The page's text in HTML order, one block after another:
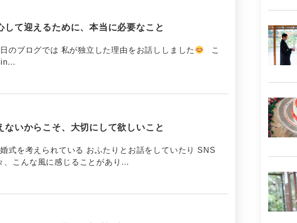
して迎えるために、本当に必要なこと
ブログでは 私が独立した理由をお話ししました
こ
ないからこそ、大切にして欲しいこと
を考えられている おふたりとお話をしていたり SNS
こんな風に感じることがあり…